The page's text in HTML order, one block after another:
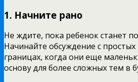
1. Начните рано
Не ждите, пока ребенок станет
Начинайте обсуждение с
границах, когда они еще
основу для более сложных тем в